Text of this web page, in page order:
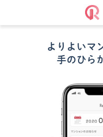
リコ
リコムア
安心の
よりよいマ
手のひら